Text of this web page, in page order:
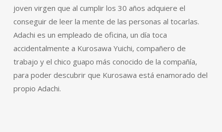
joven virgen que al cumplir los 30 años adquiere el
conseguir de leer la mente de las personas al tocarlas.
Adachi es un empleado de oficina, un día toca
accidentalmente a Kurosawa Yuichi, compañero de
trabajo y el chico guapo más conocido de la compañía,
para poder descubrir que Kurosawa está enamorado del
propio Adachi.